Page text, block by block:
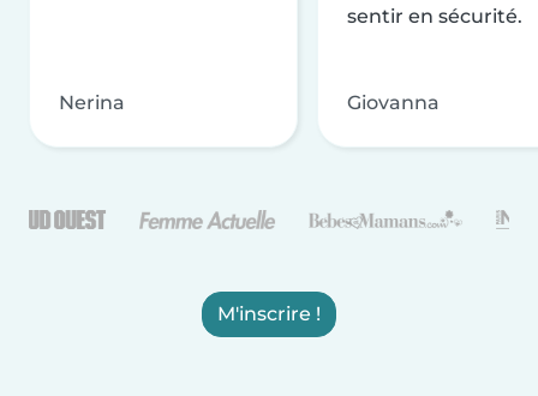
Nerina
sentir en sécurité.
Giovanna
M'inscrire !